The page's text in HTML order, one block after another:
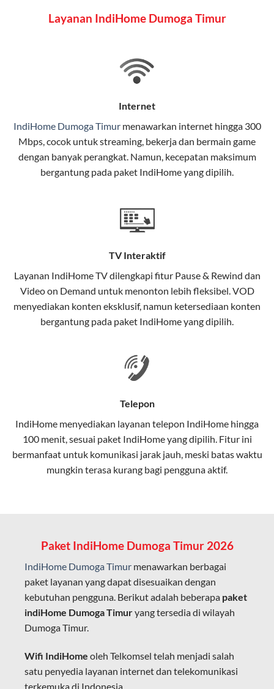
pengguna rumah dan bisnis.
stabil, dan memiliki berbagai pilihan paket IndiHome
Selain internet, layanan IndiHome juga mencakup TV
interaktif (IndiHome TV) dan telepon rumah dalam
satu paket.
Teknologi di Balik WiFi IndiHome
Wifi IndiHome menggunakan teknologi Fiber To The
menggunakan kabel serat optik hingga ke rumah
pelanggan. Teknologi ini memiliki beberapa
keunggulan:
Kecepatan Tinggi
dibandingkan kabel tembaga atau DSL.
elektromagnetik, sehingga koneksi tetap lancar.
Latensi Rendah
Cocok untuk aktivitas yang membutuhkan koneksi
Mampu menangani banyak perangkat sekaligus tanpa
Dengan teknologi ini, IndiHome memberikan pengalaman
internet yang lebih baik bagi pengguna untuk bekerja,
belajar, dan hiburan di rumah.
IndiHome sering disebut sebagai WiFi IndiHome karena
fiber optic dapat dikoneksikan melalui perangkat router
WiFi.
Layanan IndiHome Dumoga Timur
Internet
IndiHome Dumoga Timurmenawarkan internethingga 300
Mbps, cocok untuk streaming, bekerja dan bermain game
dengan banyak perangkat. Namun, kecepatan maksimum
bergantung pada paket IndiHome yang dipilih.
TV Interaktif
Layanan IndiHome TVdilengkapi fitur Pause & Rewind dan
Video on Demand untuk menonton lebih fleksibel. VOD
menyediakan konten eksklusif, namun ketersediaan konten
bergantung pada paket IndiHome yang dipilih.
Telepon
IndiHome menyediakan layanan telepon IndiHome hingga
100 menit, sesuai paket IndiHome yang dipilih. Fitur ini
bermanfaat untuk komunikasi jarak jauh, meski batas waktu
mungkin terasa kurang bagi pengguna aktif.
Paket IndiHome Dumoga Timur 2026
IndiHome Dumoga Timur menawarkan berbagai
paket layanan yang dapat disesuaikan dengan
kebutuhan pengguna. Berikut adalah beberapa paket
indiHome Dumoga Timuryang tersedia di wilayah
Dumoga Timur.
Wifi IndiHome oleh Telkomsel telah menjadi salah
satu penyedia layanan internet dan telekomunikasi
terkemuka di Indonesia.